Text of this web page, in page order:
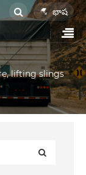
భాష
lifting slings